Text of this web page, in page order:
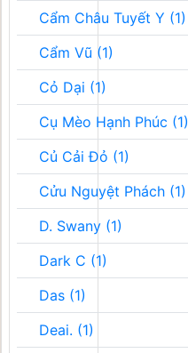
Cẩm Châu Tuyết Y (1)
Cẩm Vũ (1)
Cỏ Dại (1)
Cụ Mèo Hạnh Phúc (1)
Củ Cải Đỏ (1)
Cửu Nguyệt Phách (1)
D. Swany (1)
Dark C (1)
Das (1)
Deai. (1)